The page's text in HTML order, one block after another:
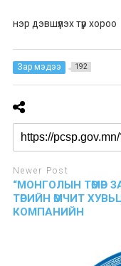
нэр дэвшүүлэх түр хороо
Зар мэдээ 192
Newer Post
“МОНГОЛЫН ТӨМӨР
ТӨРИЙН ӨМЧИТ
КОМПАНИЙН